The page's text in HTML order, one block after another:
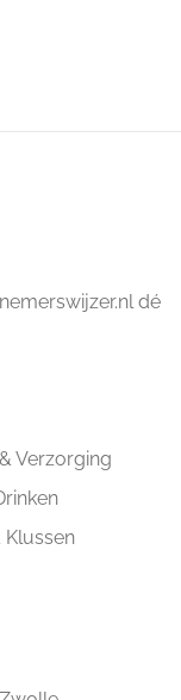
dé
Verzorging
Klussen